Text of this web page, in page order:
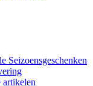
Seizoensgeschenken
artikelen